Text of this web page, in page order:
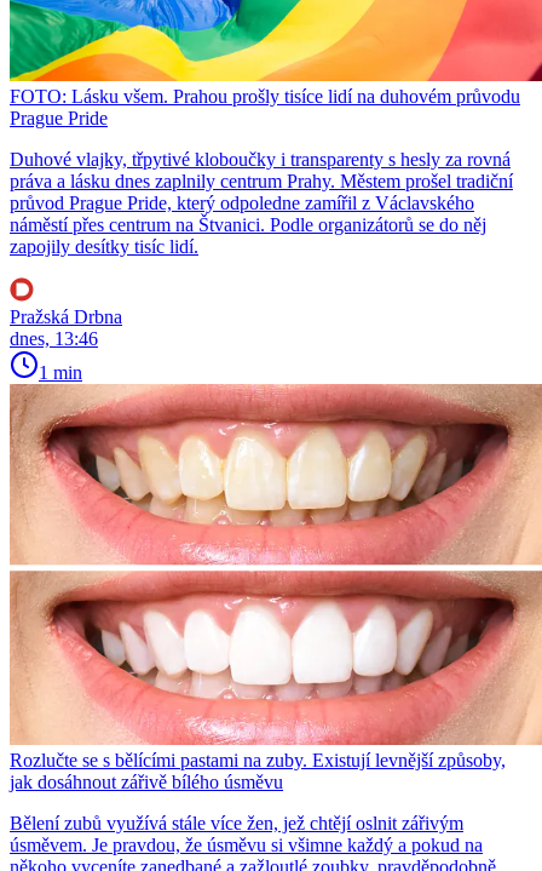
FOTO: Lásku všem. Prahou prošly tisíce lidí na duhovém průvodu
Prague Pride
Duhové vlajky, třpytivé kloboučky i transparenty s hesly za rovná
práva a lásku dnes zaplnily centrum Prahy. Městem prošel tradiční
průvod Prague Pride, který odpoledne zamířil z Václavského
náměstí přes centrum na Štvanici. Podle organizátorů se do něj
zapojily desítky tisíc lidí.
Pražská Drbna
dnes, 13:46
1 min
Rozlučte se s bělícími pastami na zuby. Existují levnější způsoby,
jak dosáhnout zářivě bílého úsměvu
Bělení zubů využívá stále více žen, jež chtějí oslnit zářivým
úsměvem. Je pravdou, že úsměvu si všimne každý a pokud na
někoho vyceníte zanedbané a zažloutlé zoubky, pravděpodobně